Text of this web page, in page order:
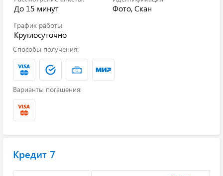
До 15 минут Фото, Скан
График работы:
Круглосуточно
Способы получения:
Варианты погашения:
Кредит 7